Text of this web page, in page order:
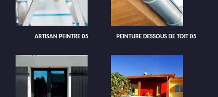
ARTISAN PEINTRE 05 PEINTURE DESSOUS DE TOIT 05